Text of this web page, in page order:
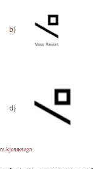
kjennetegn